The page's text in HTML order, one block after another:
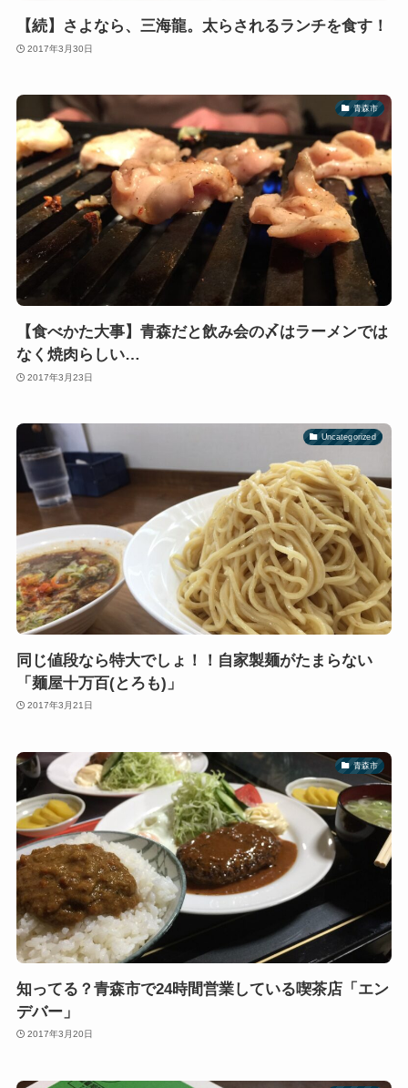
【続】さよなら、三海龍。太らされるランチを食す！
2017年3月30日
青森市
【食べかた大事】青森だと飲み会の〆はラーメンでは
なく焼肉らしい…
2017年3月23日
Uncategorized
同じ値段なら特大でしょ！！自家製麺がたまらない
「麺屋十万百(とろも)」
2017年3月21日
青森市
知ってる？青森市で24時間営業している喫茶店「エン
デバー」
2017年3月20日